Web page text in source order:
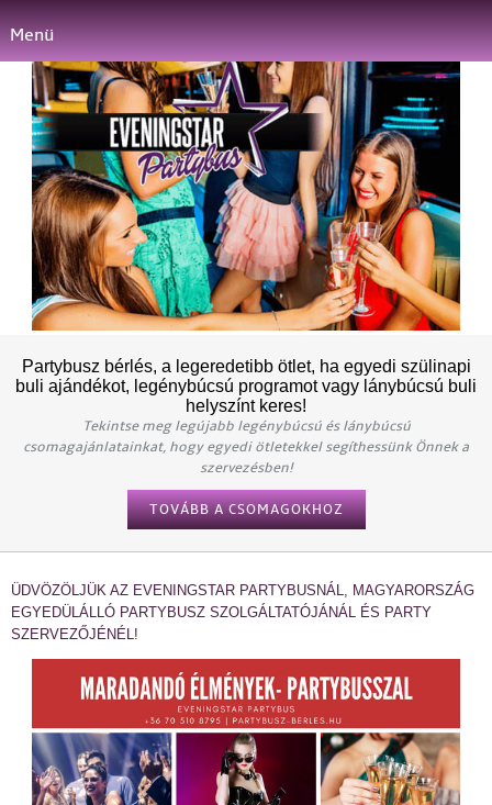
Menü
Partybusz bérlés, a legeredetibb ötlet, ha egyedi szülinapi
buli ajándékot, legénybúcsú programot vagy lánybúcsú buli
helyszínt keres!
Tekintse meg legújabb legénybúcsú és lánybúcsú
csomagajánlatainkat, hogy egyedi ötletekkel segíthessünk Önnek a
szervezésben!
TOVÁBB A CSOMAGOKHOZ
ÜDVÖZÖLJÜK AZ EVENINGSTAR PARTYBUSNÁL, MAGYARORSZÁG
EGYEDÜLÁLLÓ PARTYBUSZ SZOLGÁLTATÓJÁNÁL ÉS PARTY
SZERVEZŐJÉNÉL!